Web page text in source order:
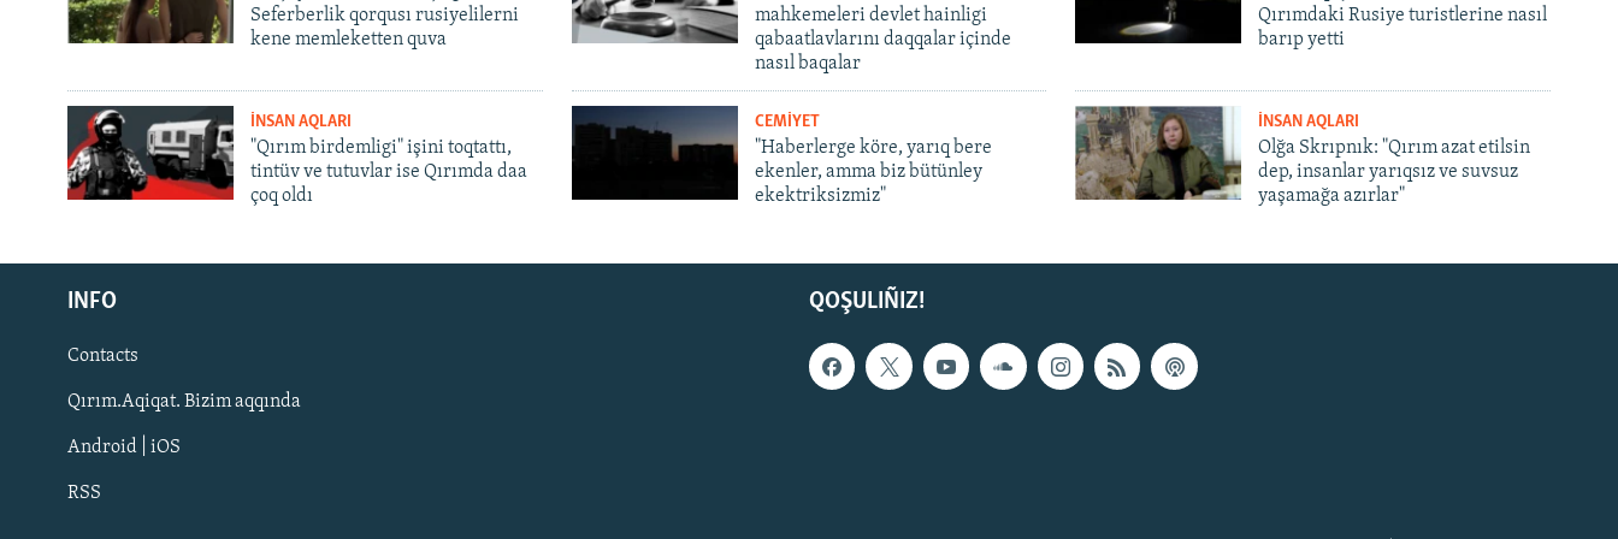
Русский
Українською
QOŞULIÑIZ!
Seferberlik qorqusı rusiyelilerni
kene memleketten quva
mahkemeleri devlet hainligi
qabaatlavlarını daqqalar içinde
nasıl baqalar
Qırımdaki Rusiye turistlerine nasıl
barıp yetti
İNSAN AQLARI
"Qırım birdemligi" işini toqtattı,
tintüv ve tutuvlar ise Qırımda daa
çoq oldı
CEMİYET
"Haberlerge köre, yarıq bere
ekenler, amma biz bütünley
ekektriksizmiz"
İNSAN AQLARI
Olğa Skrıpnık: "Qırım azat etilsin
dep, insanlar yarıqsız ve suvsuz
yaşamağa azırlar"
QOŞULIÑIZ!
INFO
Contacts
Qırım.Aqiqat. Bizim aqqında
Android | iOS
RSS